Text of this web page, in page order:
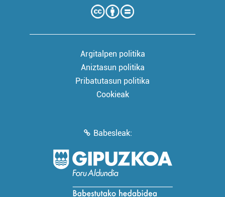
Argitalpen politika
Aniztasun politika
Pribatutasun politika
Cookieak
Babesleak: